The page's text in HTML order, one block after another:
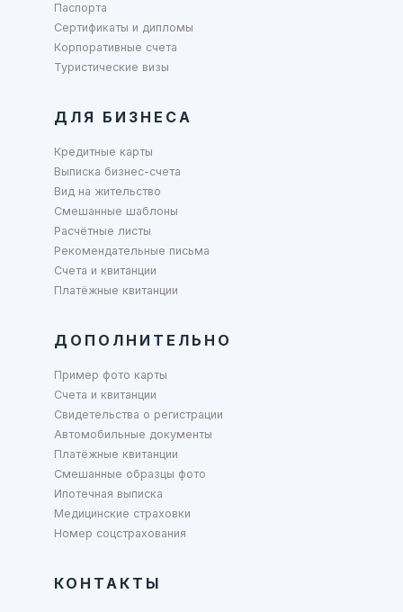
Паспорта
Сертификаты и дипломы
Корпоративные счета
Туристические визы
ДЛЯ БИЗНЕСА
Кредитные карты
Выписка бизнес-счета
Вид на жительство
Смешанные шаблоны
Расчётные листы
Рекомендательные письма
Счета и квитанции
Платёжные квитанции
ДОПОЛНИТЕЛЬНО
Пример фото карты
Счета и квитанции
Свидетельства о регистрации
Автомобильные документы
Платёжные квитанции
Смешанные образцы фото
Ипотечная выписка
Медицинские страховки
Номер соцстрахования
КОНТАКТЫ